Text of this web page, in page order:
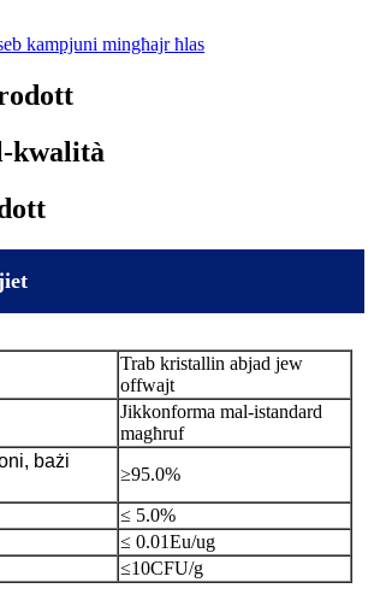
kampjuni mingħajr ħlas
kwalità
Trab kristallin abjad jew
offwajt
Jikkonforma mal-istandard
magħruf
bażi
≥95.0%
≤ 5.0%
≤ 0.01Eu/ug
≤10CFU/g